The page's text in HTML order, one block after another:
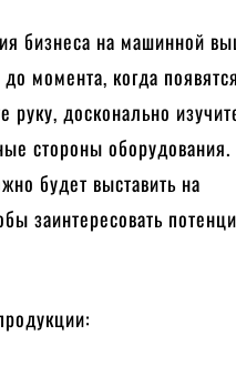
бизнеса на машинной
момента, когда появятся
руку, досконально
стороны
будет выставить на
заинтересовать